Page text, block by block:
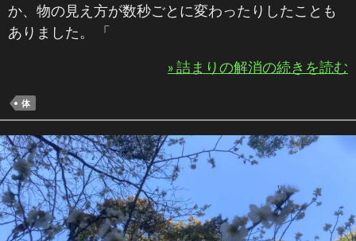
か、物の見え方が数秒ごとに変わったりしたことも
ありました。 「
» 詰まりの解消の続きを読む
体